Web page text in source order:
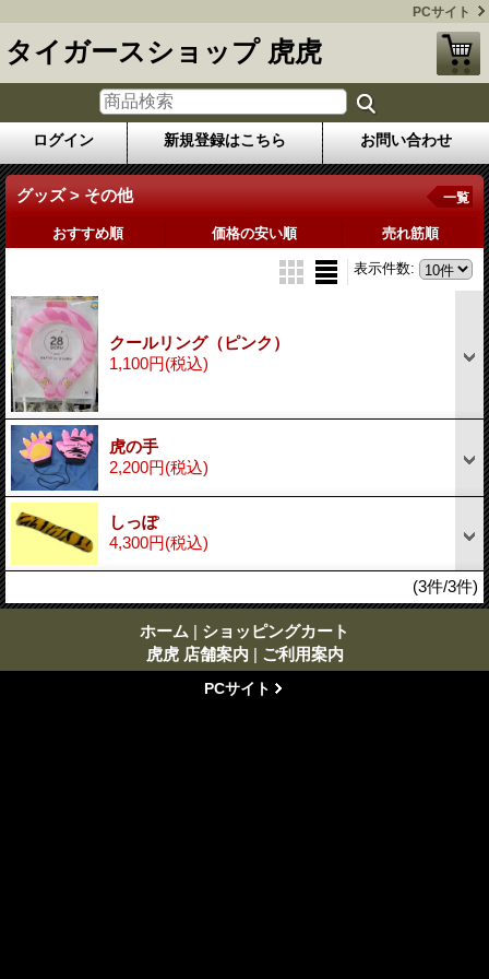
PCサイト
タイガースショップ 虎虎
ログイン 新規登録はこちら お問い合わせ
グッズ > その他 一覧
おすすめ順 価格の安い順 売れ筋順
表示件数:
クールリング（ピンク）
1,100円(税込)
虎の手
2,200円(税込)
しっぽ
4,300円(税込)
(3件/3件)
ホーム | ショッピングカート
虎虎 店舗案内 | ご利用案内
PCサイト